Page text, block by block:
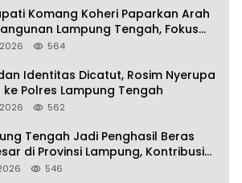
Komang Koheri Paparkan Arah
Lampung Tengah, Fokus
Ekonomi, Infrastruktur dan
564
Identitas Dicatut, Rosim Nyerupa
ke Polres Lampung Tengah
562
Tengah Jadi Penghasil Beras
di Provinsi Lampung, Kontribusi
untuk Swasembada Pangan
546